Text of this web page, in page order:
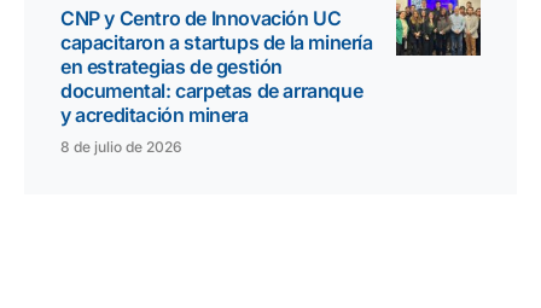
CNP y Centro de Innovación UC
capacitaron a startups de la minería
en estrategias de gestión
documental: carpetas de arranque
y acreditación minera
8 de julio de 2026